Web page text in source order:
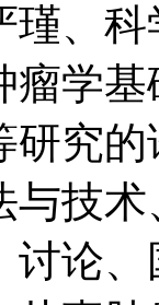
瑾、
瘤学
研究
与技
讨论